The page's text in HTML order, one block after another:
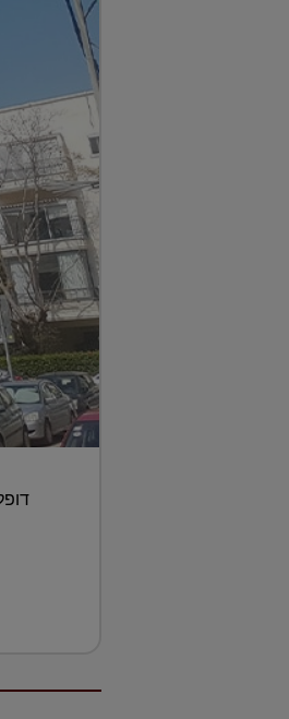
דופלקס בן 5 חדרים בשטח 140 מ"ר, עם שתי